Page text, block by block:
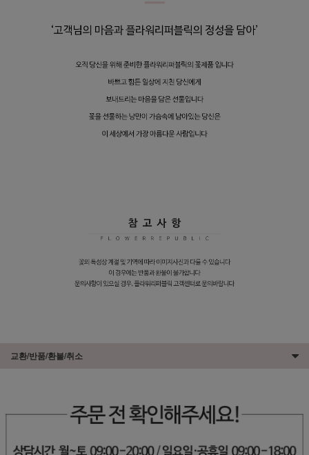
교환/반품/환불/취소